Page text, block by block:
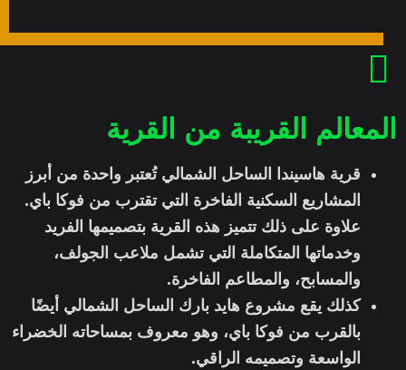
المعالم القريبة من القرية
قرية هاسيندا الساحل الشمالي تُعتبر واحدة من أبرز
المشاريع السكنية الفاخرة التي تقترب من فوكا باي.
علاوة على ذلك تتميز هذه القرية بتصميمها الفريد
وخدماتها المتكاملة التي تشمل ملاعب الجولف،
والمسابح، والمطاعم الفاخرة.
كذلك يقع مشروع هايد بارك الساحل الشمالي أيضًا
بالقرب من فوكا باي، وهو معروف بمساحاته الخضراء
الواسعة وتصميمه الراقي.